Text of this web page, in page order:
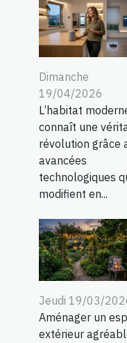
Dimanche
19/04/2026
L’habitat
connaît une
révolution grâce
avancées
technologiques
modifient en...
Jeudi 19/03/
Aménager un
extérieur